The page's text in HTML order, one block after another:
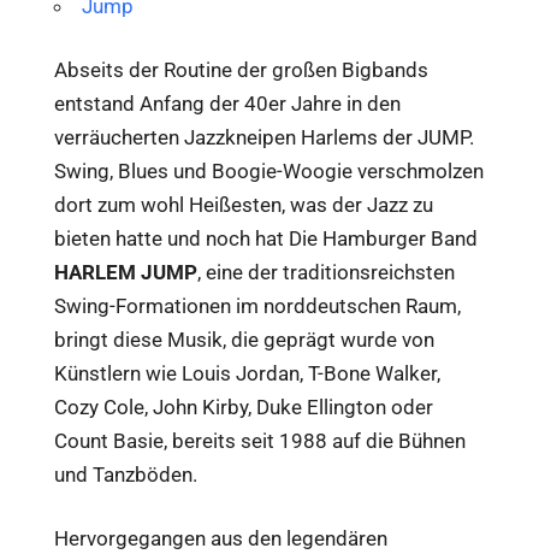
Jump
Abseits der Routine der großen Bigbands
entstand Anfang der 40er Jahre in den
verräucherten Jazzkneipen Harlems der JUMP.
Swing, Blues und Boogie-Woogie verschmolzen
dort zum wohl Heißesten, was der Jazz zu
bieten hatte und noch hat Die Hamburger Band
HARLEM JUMP, eine der traditionsreichsten
Swing-Formationen im norddeutschen Raum,
bringt diese Musik, die geprägt wurde von
Künstlern wie Louis Jordan, T-Bone Walker,
Cozy Cole, John Kirby, Duke Ellington oder
Count Basie, bereits seit 1988 auf die Bühnen
und Tanzböden.
Hervorgegangen aus den legendären